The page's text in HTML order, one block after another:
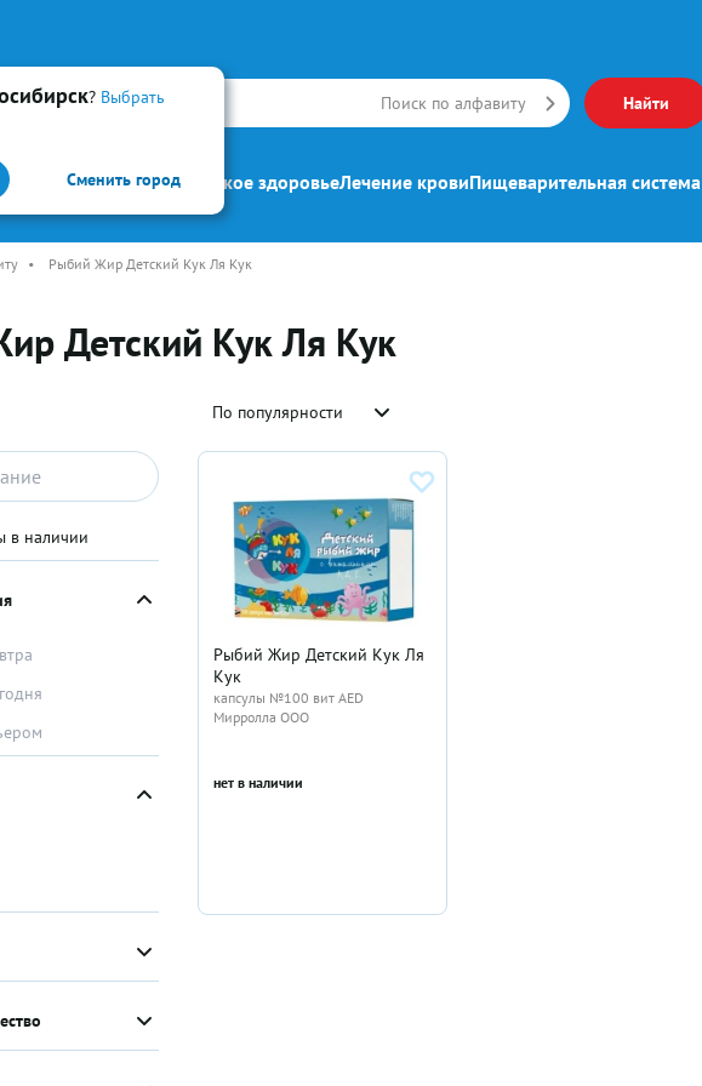
? Выбрать
Сменить город
Искать Поиск по алфавиту Найти
Простуда и гриппЖенское здоровьеЛечение кровиПищеварительная система
• Рыбий Жир Детский Кук Ля Кук
Детский Кук Ля Кук
в наличии
По популярности
Рыбий Жир Детский Кук Ля
Кук
капсулы №100 вит AED
Мирролла ООО
нет в наличии